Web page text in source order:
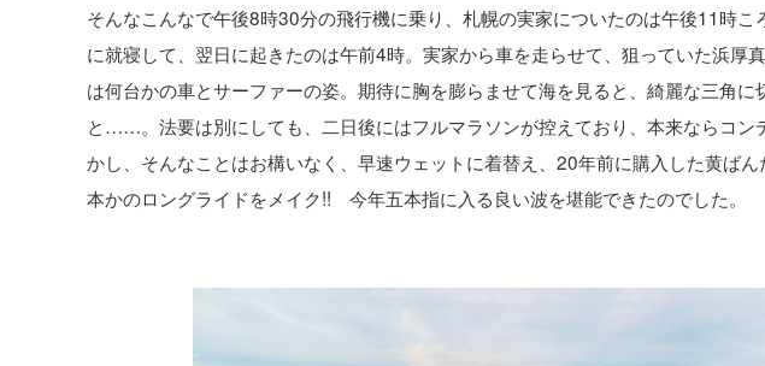
そんなこんなで午後8時30分の飛行機に乗り、札幌の実家についたのは午後11時
に就寝して、翌日に起きたのは午前4時。実家から車を走らせて、狙っていた浜厚
は何台かの車とサーファーの姿。期待に胸を膨らませて海を見ると、綺麗な三角
と……。法要は別にしても、二日後にはフルマラソンが控えており、本来ならコン
かし、そんなことはお構いなく、早速ウェットに着替え、20年前に購入した黄ば
本かのロングライドをメイク!! 今年五本指に入る良い波を堪能できたのでした。